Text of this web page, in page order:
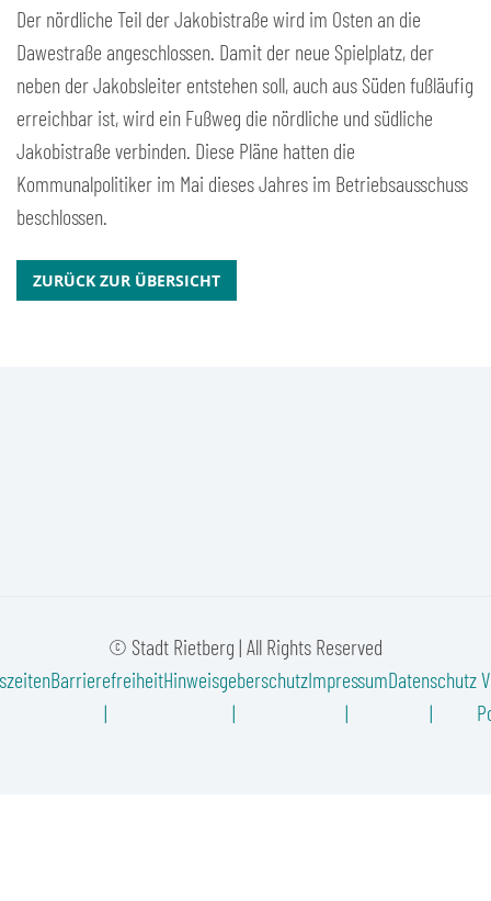
Der nördliche Teil der Jakobistraße wird im Osten an die
Dawestraße angeschlossen. Damit der neue Spielplatz, der
neben der Jakobsleiter entstehen soll, auch aus Süden fußläufig
erreichbar ist, wird ein Fußweg die nördliche und südliche
Jakobistraße verbinden. Diese Pläne hatten die
Kommunalpolitiker im Mai dieses Jahres im Betriebsausschuss
beschlossen.
ZURÜCK ZUR ÜBERSICHT
© Stadt Rietberg | All Rights Reserved
BarrierefreiheitHinweisgeberschutzImpressumDatenschutz